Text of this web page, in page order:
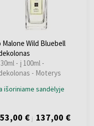
Malone Wild Bluebell
- į 100ml -
- Moterys
išoriniame sandėlyje
53,00 € į 137,00 €